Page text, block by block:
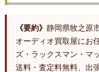
《要約》 静岡県牧之原
オーディオ買取屋にお
ズ・ラックスマン・マ
送料・査定料無料、出